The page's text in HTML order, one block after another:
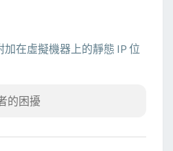
加在虛擬機器上的靜態 IP 位
的困擾